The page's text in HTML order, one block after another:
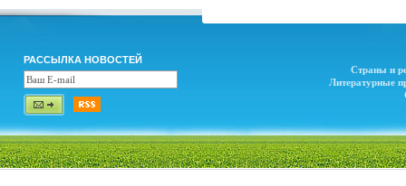
РАССЫЛКА НОВОСТЕЙ
Страны и
Литературные